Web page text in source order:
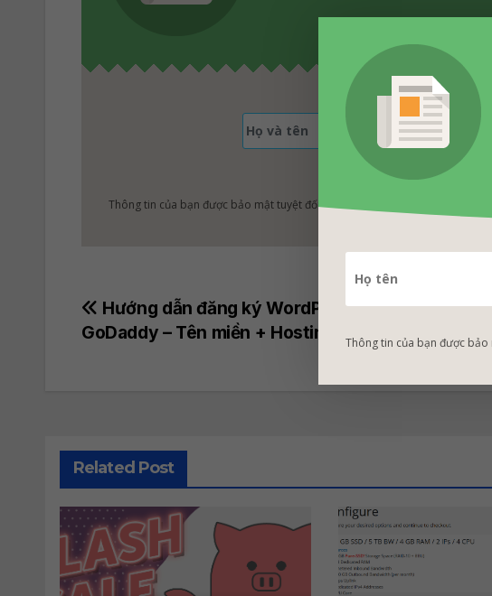
Thông tin của bạn được bảo mật tuyệt đối!
Post
navigation
Hướng dẫn đăng ký WordPress Hosting của
GoDaddy – Tên miền + Hosting chỉ 12$/năm
Related Post
Thông tin của bạn được bảo